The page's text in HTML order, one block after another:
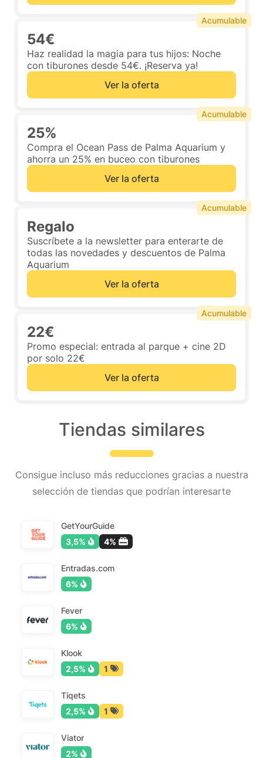
54€
Haz realidad la magia para tus hijos: Noche
con tiburones desde 54€. ¡Reserva ya!
Ver la oferta
Acumulable
25%
Compra el Ocean Pass de Palma Aquarium y
ahorra un 25% en buceo con tiburones
Ver la oferta
Acumulable
Regalo
Suscríbete a la newsletter para enterarte de
todas las novedades y descuentos de Palma
Aquarium
Ver la oferta
Acumulable
22€
Promo especial: entrada al parque + cine 2D
por solo 22€
Ver la oferta
Acumulable
Tiendas similares
Consigue incluso más reducciones gracias a nuestra
selección de tiendas que podrían interesarte
GetYourGuide
3,5%
4%
Entradas.com
6%
Fever
6%
Klook
2,5%
1
Tiqets
2,5%
1
Viator
2%